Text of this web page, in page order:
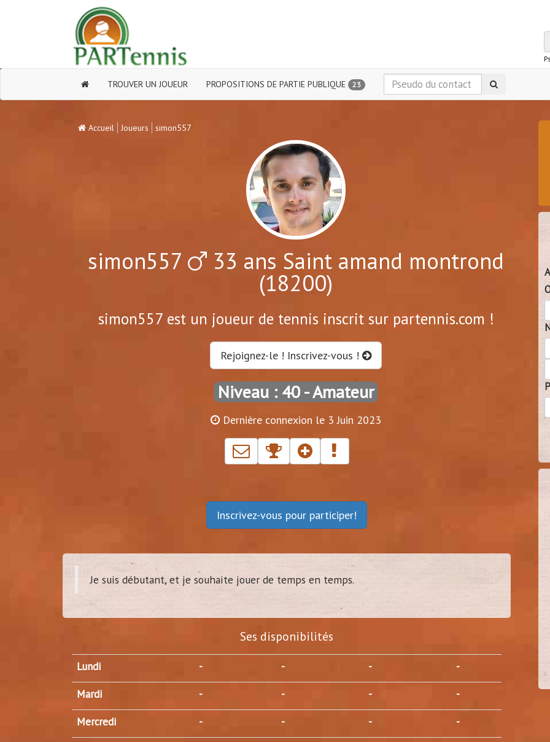
TROUVER UN JOUEUR PROPOSITIONS DE PARTIE PUBLIQUE 23
Accueil Joueurs simon557
simon557 33 ans Saint amand montrond
(18200)
simon557 est un joueur de tennis inscrit sur partennis.com !
Rejoignez-le ! Inscrivez-vous !
Niveau : 40- Amateur
Dernière connexion le 3 Juin 2023
Inscrivez-vous pour participer!
Je suis débutant, et je souhaite jouer de temps en temps.
Ses disponibilités
Lundi - - - -
Mardi - - - -
Mercredi - - - -
( Tours - 37)
tony35